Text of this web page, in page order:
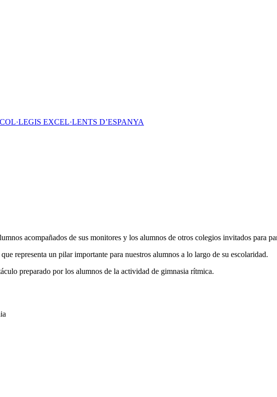
EXCEL·LENTS D’ESPANYA
acompañados de sus monitores y los alumnos de otros colegios invitados para
representa un pilar importante para nuestros alumnos a lo largo de su escolaridad.
preparado por los alumnos de la actividad de gimnasia rítmica.